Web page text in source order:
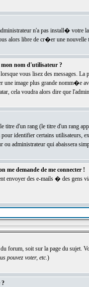
n'a pas install� votre
alors libre de cr�er une
mon nom d'utilisateur ?
vous lisez des messages.
une image plus grande
cela voudra alors dire que
titre d'un rang (le titre d'un rang
identifier certains
administrateur qui abaissera
me demande de me connecter !
envoyer des e-mails � des
forum, soit sur la page du sujet.
pouvez voter, etc.)